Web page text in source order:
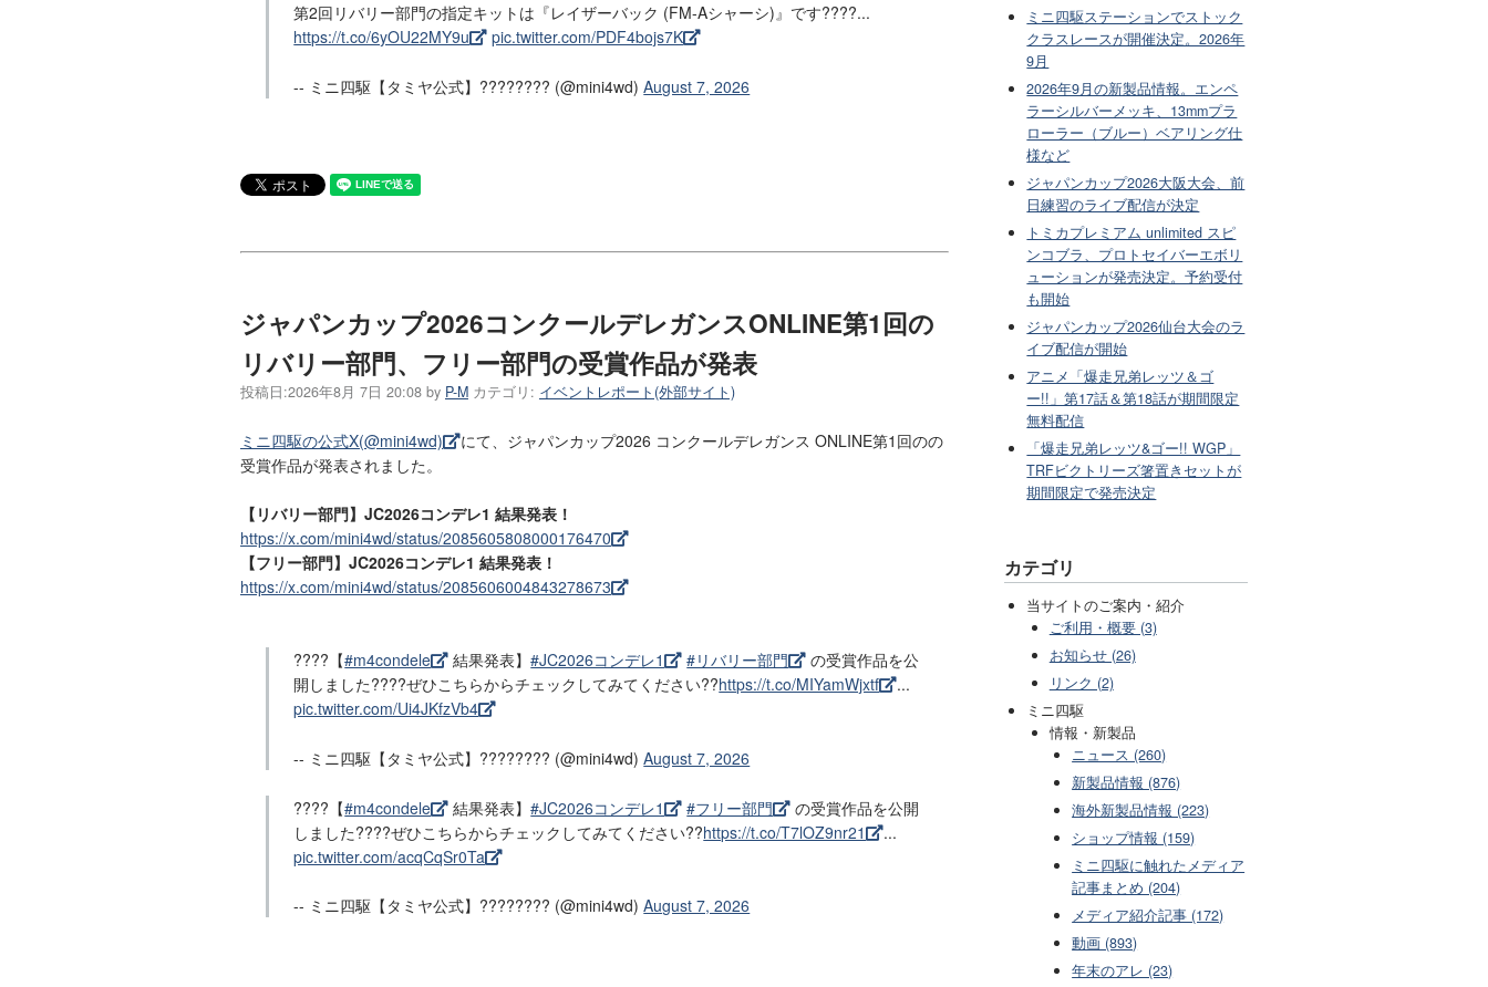
第2回リバリー部門の指定キットは『レイザーバック (FM-Aシャーシ)』です????...
https://t.co/6yOU22MY9u
pic.twitter.com/PDF4bojs7K
-- ミニ四駆【タミヤ公式】???????? (@mini4wd)August 7, 2026
ジャパンカップ2026コンクールデレガンスONLINE第1回の
リバリー部門、フリー部門の受賞作品が発表
投稿日:2026年8月 7日 20:08 by P-M カテゴリ: イベントレポート(外部サイト)
ミニ四駆の公式X(@mini4wd)
にて、ジャパンカップ2026 コンクールデレガンス ONLINE第1回のの
受賞作品が発表されました。
【リバリー部門】JC2026コンデレ1 結果発表！
https://x.com/mini4wd/status/2085605808000176470
【フリー部門】JC2026コンデレ1 結果発表！
https://x.com/mini4wd/status/2085606004843278673
????【#m4condele 結果発表】#JC2026コンデレ1 #リバリー部門
の受賞作品を公
開しました????ぜひこちらからチェックしてみてください??https://t.co/MIYamWjxtf
...
pic.twitter.com/Ui4JKfzVb4
-- ミニ四駆【タミヤ公式】???????? (@mini4wd)August 7, 2026
????【#m4condele 結果発表】#JC2026コンデレ1 #フリー部門
の受賞作品を公開
しました????ぜひこちらからチェックしてみてください??https://t.co/T7lOZ9nr21
...
pic.twitter.com/acqCqSr0Ta
-- ミニ四駆【タミヤ公式】???????? (@mini4wd)August 7, 2026
ミニ四駆ステーションでストック
クラスレースが開催決定。2026年
9月
2026年9月の新製品情報。エンペ
ラーシルバーメッキ、13mmプラ
ローラー（ブルー）ベアリング仕
様など
ジャパンカップ2026大阪大会、前
日練習のライブ配信が決定
トミカプレミアム unlimited スピ
ンコブラ、プロトセイバーエボリ
ューションが発売決定。予約受付
も開始
ジャパンカップ2026仙台大会のラ
イブ配信が開始
アニメ「爆走兄弟レッツ＆ゴ
ー!!」第17話＆第18話が期間限定
無料配信
「爆走兄弟レッツ&ゴー!! WGP」
TRFビクトリーズ箸置きセットが
期間限定で発売決定
カテゴリ
当サイトのご案内・紹介
ご利用・概要 (3)
お知らせ (26)
リンク (2)
ミニ四駆
情報・新製品
ニュース (260)
新製品情報 (876)
海外新製品情報 (223)
ショップ情報 (159)
ミニ四駆に触れたメディア
記事まとめ (204)
メディア紹介記事 (172)
動画 (893)
年末のアレ (23)